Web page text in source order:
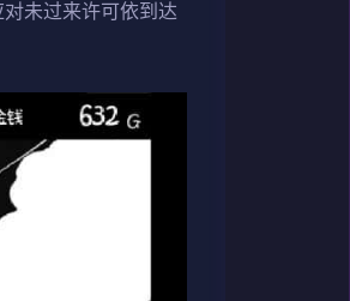
未过来许可依到达